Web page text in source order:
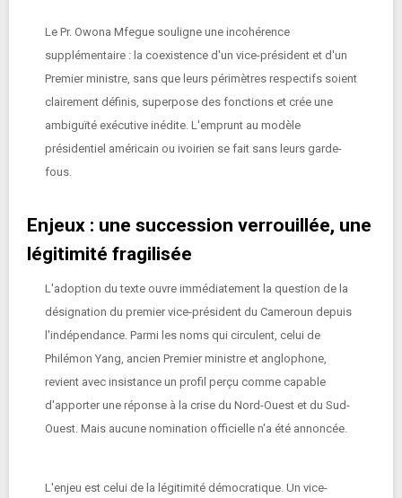
Le Pr. Owona Mfegue souligne une incohérence
supplémentaire : la coexistence d'un vice-président et d'un
Premier ministre, sans que leurs périmètres respectifs soient
clairement définis, superpose des fonctions et crée une
ambiguïté exécutive inédite. L'emprunt au modèle
présidentiel américain ou ivoirien se fait sans leurs garde-
fous.
Enjeux : une succession verrouillée, une
légitimité fragilisée
L'adoption du texte ouvre immédiatement la question de la
désignation du premier vice-président du Cameroun depuis
l'indépendance. Parmi les noms qui circulent, celui de
Philémon Yang, ancien Premier ministre et anglophone,
revient avec insistance un profil perçu comme capable
d'apporter une réponse à la crise du Nord-Ouest et du Sud-
Ouest. Mais aucune nomination officielle n'a été annoncée.
L'enjeu est celui de la légitimité démocratique. Un vice-